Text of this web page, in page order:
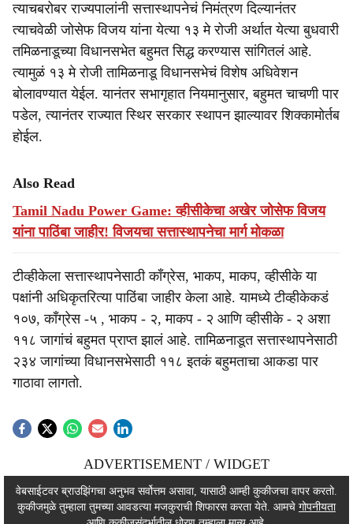
त्याचबरोबर राज्यपालांनी सत्तास्थापनेचं निमंत्रण दिल्यानंतर
त्याचवेळी जोसेफ विजय यांना येत्या १३ मे रोजी अर्थात येत्या बुधवारी
तमिळनाडूच्या विधानसभेत बहुमत सिद्ध करण्यास सांगितलं आहे.
त्यामुळं १३ मे रोजी तामिळनाडू विधानसभेचं विशेष अधिवेशन
बोलावण्यात येईल. यानंतर सभागृहात नियमानुसार, बहुमत चाचणी पार
पडेल, त्यानंतर राज्यात स्थिर सरकार स्थापन झाल्यावर शिक्कामोर्तब
होईल.
Also Read
Tamil Nadu Power Game: व्हीसीकेचा अखेर जोसेफ विजय
यांना पाठिंबा जाहीर! विजयचा सत्तास्थापनेचा मार्ग मोकळा
टीव्हीकेला सत्तास्थापनेसाठी काँग्रेस, भाकप, माकप, व्हीसीके या
पक्षांनी अधिकृतरित्या पाठिंबा जाहीर केला आहे. यामध्ये टीव्हीकेकडं
१०७, काँग्रेस -५ , भाकप - २, माकप - २ आणि व्हीसीके - २ अशा
११८ जागांचं बहुमत प्राप्त झालं आहे. तामिळनाडूत सत्तास्थापनेसाठी
२३४ जागांच्या विधानसभेसाठी ११८ इतकं बहुमताचा आकडा पार
गाठावा लागतो.
ADVERTISEMENT / WIDGET
ADVERTISEMENT / WIDGET
ADVERTISEMENT / WIDGET
वेबसाईटवर ब्राउझिंगचा अनुभव सर्वोत्तम असावा, यासाठी आम्ही कुकीजचा वापर करतो.
कुकीजमुळे तुम्हाला तुमच्या आवडत्या मजकुराची शिफारस करता येते. आमचे गोपनीयता